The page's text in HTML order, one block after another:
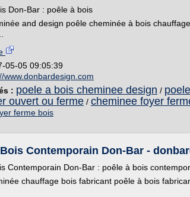
Don-Bar : poêle à bois
and design poêle cheminée à bois
05-05 09:05:39
www.donbardesign.com
: poele a bois cheminee design /
ouvert ou ferme / cheminee foyer
ferme bois
Contemporain Don-Bar -
Contemporain Don-Bar : poêle à bois
chauffage bois fabricant poêle à bois